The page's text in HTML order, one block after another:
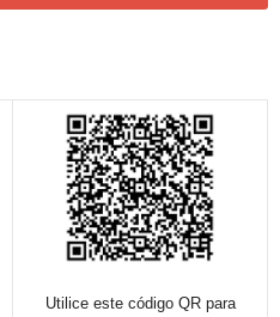
Utilice este código QR para